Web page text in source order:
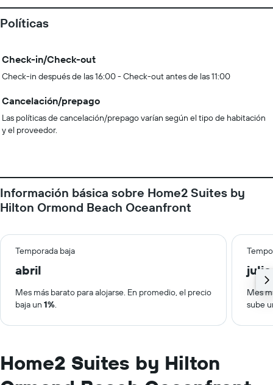
Políticas
Check-in/Check-out
Check-in después de las 16:00 - Check-out antes de las 11:00
Cancelación/prepago
Las políticas de cancelación/prepago varían según el tipo de habitación
y el proveedor.
Información básica sobre Home2 Suites by
Hilton Ormond Beach Oceanfront
Temporada baja
abril julio
Mes más barato para alojarse. En promedio, el precio
baja un 1%.
Mes
sube
Home2 Suites by Hilton